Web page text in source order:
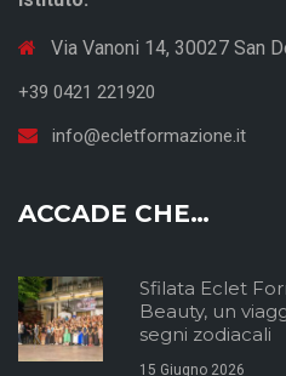
Via Vanoni 14, 30027 San
+39 0421 221920
info@ecletformazione.it
ACCADE CHE…
Sfilata Eclet
Beauty, un
segni zodiacali
15 Giugno 2026